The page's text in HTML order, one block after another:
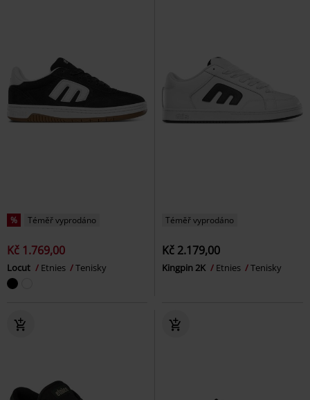
% Téměř vyprodáno
Kč 1.769,00
Locut Etnies Tenisky
Téměř vyprodáno
Kč 2.179,00
Kingpin 2K Etnies Tenisky